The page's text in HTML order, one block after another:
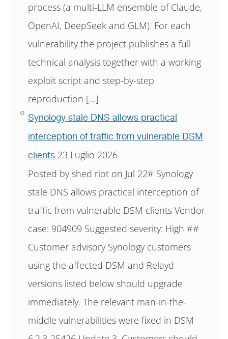
process (a multi-LLM ensemble of Claude,
OpenAI, DeepSeek and GLM). For each
vulnerability the project publishes a full
technical analysis together with a working
exploit script and step-by-step
reproduction […]
Synology stale DNS allows practical
interception of traffic from vulnerable DSM
clients 23 Luglio 2026
Posted by shed riot on Jul 22# Synology
stale DNS allows practical interception of
traffic from vulnerable DSM clients Vendor
case: 904909 Suggested severity: High ##
Customer advisory Synology customers
using the affected DSM and Relayd
versions listed below should upgrade
immediately. The relevant man-in-the-
middle vulnerabilities were fixed in DSM